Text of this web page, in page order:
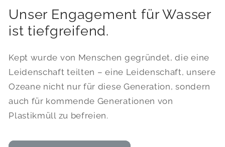
Unser Engagement für Wasser
ist tiefgreifend.
Kept wurde von Menschen gegründet, die eine
Leidenschaft teilten – eine Leidenschaft, unsere
Ozeane nicht nur für diese Generation, sondern
auch für kommende Generationen von
Plastikmüll zu befreien.